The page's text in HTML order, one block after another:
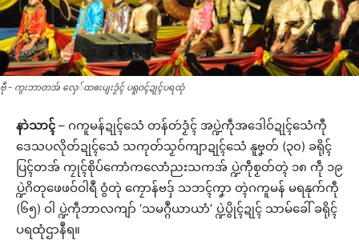
ဗီု - ကွးဘာတအ် လှေ်ထၜးပျးဒၟံၚ် ပရူဝၚ်ဍုၚ်ပရထုံ
နာဲသာၚ် – ဂကူမန်ဍုၚ်သေံ တန်တဴဒၟံၚ် အပ္ဍဲကဵုအဒေါဝ်ဍုၚ်သေံကီု
ဒေသပလိုတ်ဍုၚ်သေံ သကုတ်သၟဝ်ကျာဍုၚ်သေံ နူဗၞတ် (၃၀) ခရိုၚ်
ပြၚ်တအ် ကၠုၚ်စိုပ်ကောံကလောံညးသကအ် ပ္ဍဲကဵုစၟတ်တ္ၚဲ ၁၈ ကဵု ၁၉
ပ္ဍဲဂိတုဖေဖဝ်ဝါရဳ ဝွံတုဲ ကၠောန်ဗဒှ် သဘၚ်ကၞာ တ္ၚဲဂကူမန် မရနုက်ကဵု
(၆၅) ဝါ ပ္ဍဲကဵုဘာလကျာ် ‘သမဂ္ဂဳယာယာံ’ ပ္ဍဲပွိုၚ်ဍုၚ် သာမ်ခေါ် ခရိုၚ်
ပရထုံဌာနဳရ။